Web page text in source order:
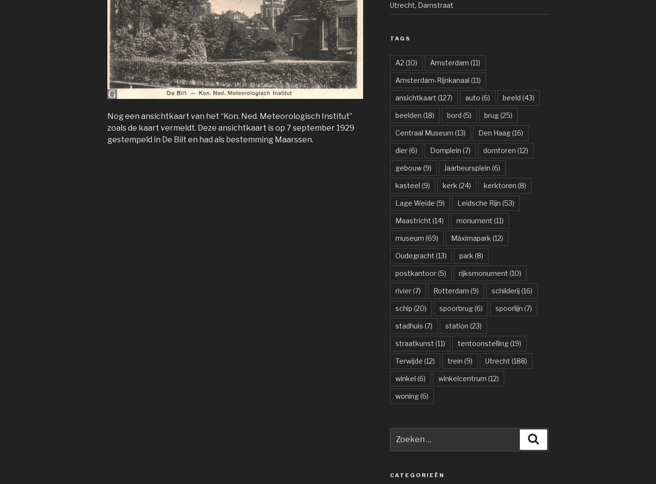
Nog een ansichtkaart van het “Kon. Ned. Meteorologisch Institut”
zoals de kaart vermeldt. Deze ansichtkaart is op 7 september 1929
gestempeld in De Bilt en had als bestemming Maarssen.
Utrecht, Damstraat
TAGS
A2 (10) Amsterdam (11)
Amsterdam-Rijnkanaal (11)
ansichtkaart (127) auto (6) beeld (43)
beelden (18) bord (5) brug(25)
Centraal Museum (13) Den Haag(16)
dier(6) Domplein (7) domtoren (12)
gebouw(9) Jaarbeursplein (6)
kasteel (9) kerk (24) kerktoren (8)
Lage Weide (9) Leidsche Rijn (53)
Maastricht (14) monument (11)
museum (69) Máximapark (12)
Oudegracht (13) park (8)
postkantoor(5) rijksmonument (10)
rivier(7) Rotterdam (9) schilderij (16)
schip (20) spoorbrug(6) spoorlijn (7)
stadhuis (7) station (23)
straatkunst (11) tentoonstelling(19)
Terwijde (12) trein (9) Utrecht (188)
winkel (6) winkelcentrum (12)
woning(6)
naar:
CATEGORIEËN